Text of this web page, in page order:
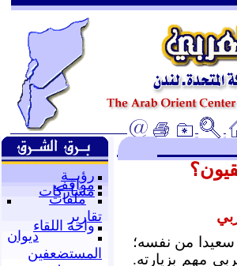
رؤيــة
مواقف
مشاركات
ملفات
تقارير
واحة اللقاء
ديوان
المستضعفين
من نفسه؛
مهم بزيارته.